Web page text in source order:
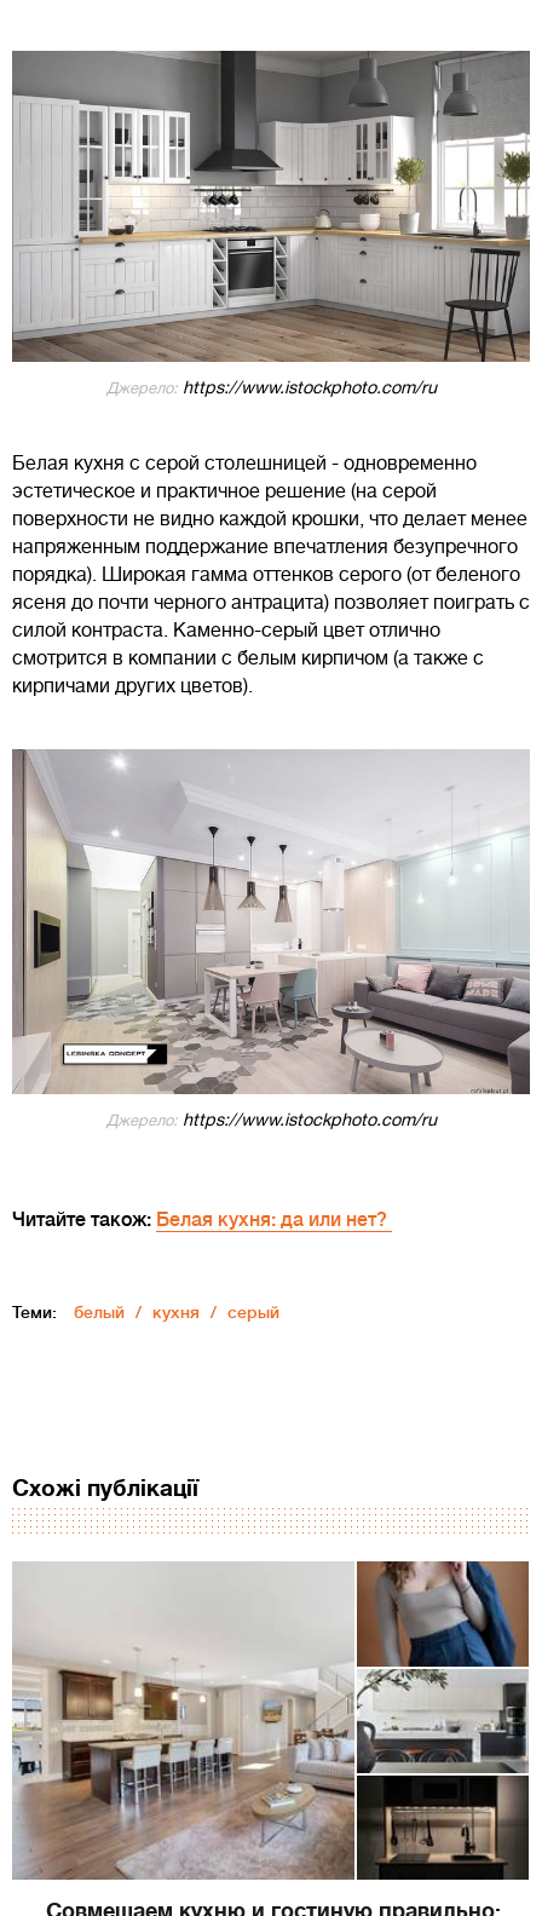
Джерело:https://www.istockphoto.com/ru
Белая кухня с серой столешницей - одновременно
эстетическое и практичное решение (на серой
поверхности не видно каждой крошки, что делает менее
напряженным поддержание впечатления безупречного
порядка). Широкая гамма оттенков серого (от беленого
ясеня до почти черного антрацита) позволяет поиграть с
силой контраста. Каменно-серый цвет отлично
смотрится в компании с белым кирпичом (а также с
кирпичами других цветов).
Джерело:https://www.istockphoto.com/ru
Читайте також: Белая кухня: да или нет?
Теми: белый кухня серый
Схожі публікації
Совмещаем кухню и гостиную правильно: